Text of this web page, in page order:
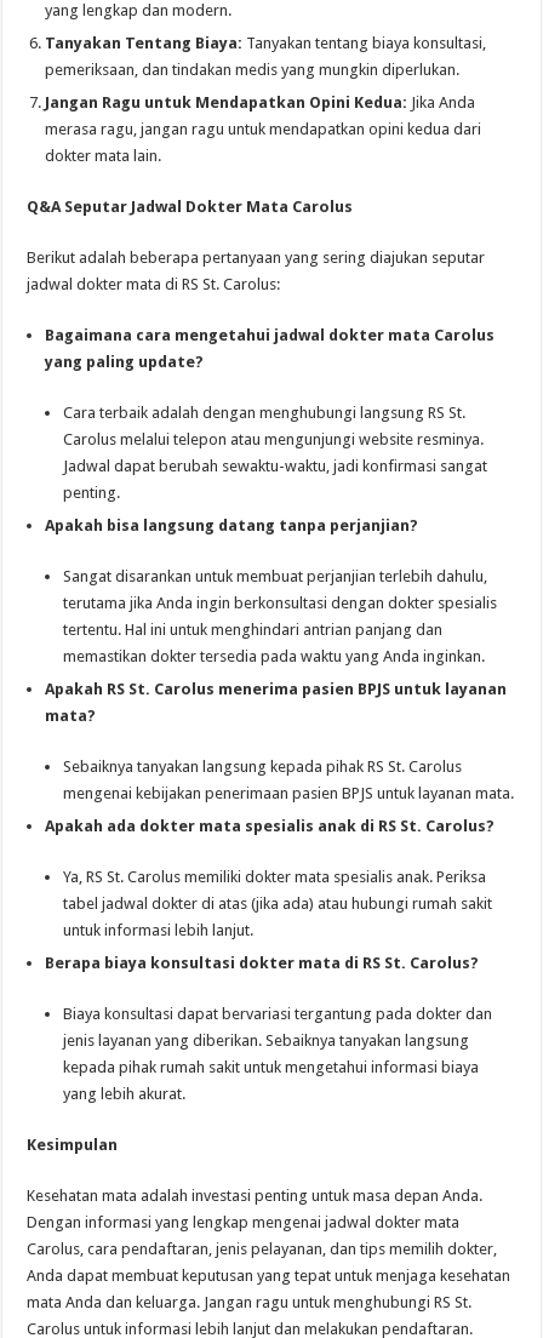
yang lengkap dan modern.
Tanyakan Tentang Biaya: Tanyakan tentang biaya konsultasi,
pemeriksaan, dan tindakan medis yang mungkin diperlukan.
Jangan Ragu untuk Mendapatkan Opini Kedua: Jika Anda
merasa ragu, jangan ragu untuk mendapatkan opini kedua dari
dokter mata lain.
Q&A Seputar Jadwal Dokter Mata Carolus
Berikut adalah beberapa pertanyaan yang sering diajukan seputar
jadwal dokter mata di RS St. Carolus:
Bagaimana cara mengetahui jadwal dokter mata Carolus
yang paling update?
Cara terbaik adalah dengan menghubungi langsung RS St.
Carolus melalui telepon atau mengunjungi website resminya.
Jadwal dapat berubah sewaktu-waktu, jadi konfirmasi sangat
penting.
Apakah bisa langsung datang tanpa perjanjian?
Sangat disarankan untuk membuat perjanjian terlebih dahulu,
terutama jika Anda ingin berkonsultasi dengan dokter spesialis
tertentu. Hal ini untuk menghindari antrian panjang dan
memastikan dokter tersedia pada waktu yang Anda inginkan.
Apakah RS St. Carolus menerima pasien BPJS untuk layanan
mata?
Sebaiknya tanyakan langsung kepada pihak RS St. Carolus
mengenai kebijakan penerimaan pasien BPJS untuk layanan mata.
Apakah ada dokter mata spesialis anak di RS St. Carolus?
Ya, RS St. Carolus memiliki dokter mata spesialis anak. Periksa
tabel jadwal dokter di atas (jika ada) atau hubungi rumah sakit
untuk informasi lebih lanjut.
Berapa biaya konsultasi dokter mata di RS St. Carolus?
Biaya konsultasi dapat bervariasi tergantung pada dokter dan
jenis layanan yang diberikan. Sebaiknya tanyakan langsung
kepada pihak rumah sakit untuk mengetahui informasi biaya
yang lebih akurat.
Kesimpulan
Kesehatan mata adalah investasi penting untuk masa depan Anda.
Dengan informasi yang lengkap mengenai jadwal dokter mata
Carolus, cara pendaftaran, jenis pelayanan, dan tips memilih dokter,
Anda dapat membuat keputusan yang tepat untuk menjaga kesehatan
mata Anda dan keluarga. Jangan ragu untuk menghubungi RS St.
Carolus untuk informasi lebih lanjut dan melakukan pendaftaran.